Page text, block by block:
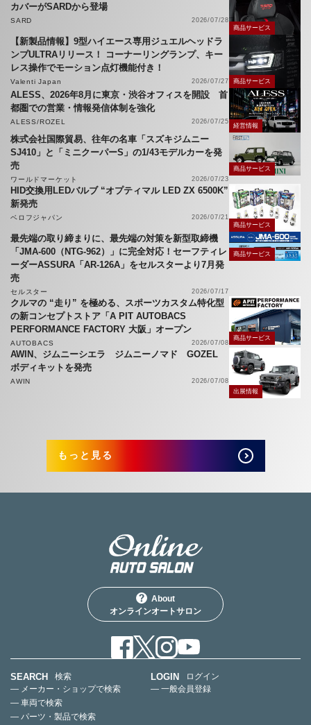
カバーがSARDから登場
SARD
2026/07/28
商品サービス
【新製品情報】9型ハイエース専用ジュエルヘッドラ
ンプULTRAリリース！ コーナーリングランプ、キー
レス操作でモーション点灯機能付き！
Valenti Japan 2026/07/27 商品サービス
ALESS、2026年8月に東京・渋谷オフィスを開設 首
都圏での営業・情報発信体制を強化
ALESS/ROZEL 2026/07/25
経営情報
株式会社国際貿易、往年の名車「スズキジムニー
SJ410」と「ミニクーパーS」の1/43モデルカーを発
売
ワールドマーケット 2026/07/23
商品サービス
HID交換用LEDバルブ “オプティマル LED ZX 6500K”
新発売
ベロフジャパン
2026/07/21
商品サービス
最先端の取り締まりに、最先端の対策を新型取締機
「JMA-600（NTG-962）」に完全対応！セーフティレ
ーダーASSURA「AR-126A」をセルスターより7月発
売
セルスター 2026/07/17
商品サービス
クルマの “走り” を極める、スポーツカスタム特化型
の新コンセプトストア「A PIT AUTOBACS
PERFORMANCE FACTORY 大阪」オープン
AUTOBACS 2026/07/08
商品サービス
AWIN、ジムニーシエラ ジムニーノマド GOZEL
ボディキットを発売
AWIN
2026/07/08
出展情報
もっと見る
About
オンラインオートサロン
SEARCH
検索
— メーカー・ショップで検索
— 車両で検索
— パーツ・製品で検索
LOGIN
ログイン
— 一般会員登録